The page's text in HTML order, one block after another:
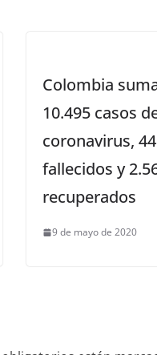
Colombia
10.495 casos
coronavirus,
fallecidos y
recuperados
9 de mayo de 2020